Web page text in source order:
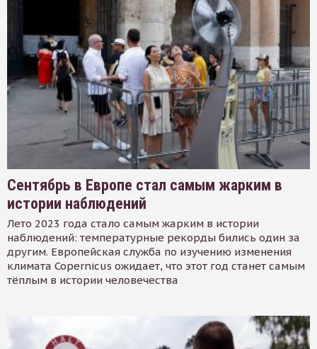
Сентябрь в Европе стал самым жарким в
истории наблюдений
Лето 2023 года стало самым жарким в истории
наблюдений: температурные рекорды бились один за
другим. Европейская служба по изучению изменения
климата Copernicus ожидает, что этот год станет самым
тёплым в истории человечества